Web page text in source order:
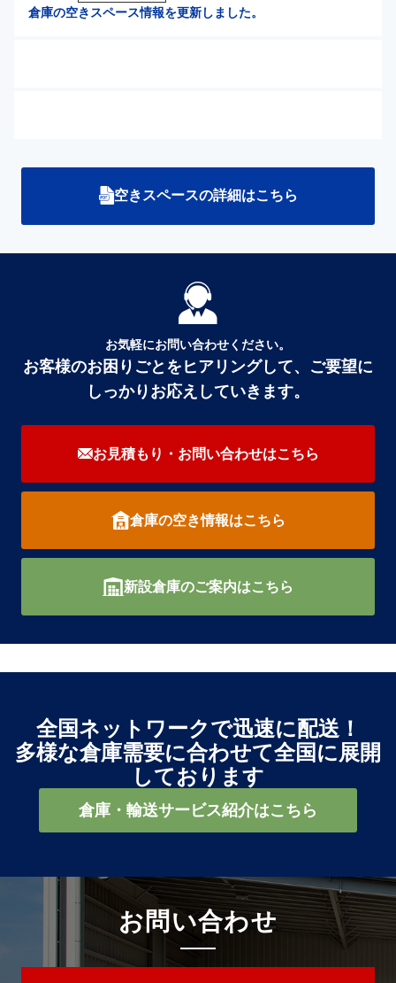
倉庫の空きスペース情報を更新しました。
空きスペースの詳細はこちら
お気軽にお問い合わせください。
お客様のお困りごとをヒアリングして、ご要望に
しっかりお応えしていきます。
お見積もり・お問い合わせはこちら
倉庫の空き情報はこちら
新設倉庫のご案内はこちら
全国ネットワークで迅速に配送！
多様な倉庫需要に合わせて全国に展開
しております
倉庫・輸送サービス紹介はこちら
お問い合わせ